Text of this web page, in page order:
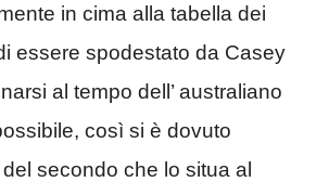
in cima alla tabella dei
essere spodestato da Casey
al tempo dell’ australiano
così si è dovuto
secondo che lo situa al